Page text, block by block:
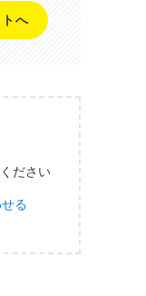
へ
ださい
る